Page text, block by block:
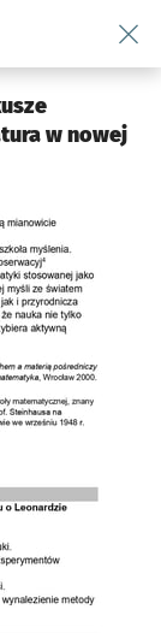
Dla mieszkańca
w nowej